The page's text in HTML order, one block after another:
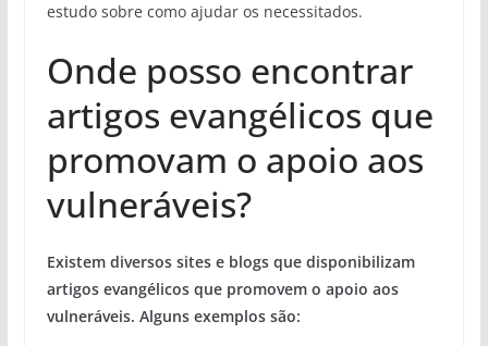
estudo sobre como ajudar os necessitados.
Onde posso encontrar
artigos evangélicos que
promovam o apoio aos
vulneráveis?
Existem diversos sites e blogs que disponibilizam
artigos evangélicos que promovem o apoio aos
vulneráveis. Alguns exemplos são: